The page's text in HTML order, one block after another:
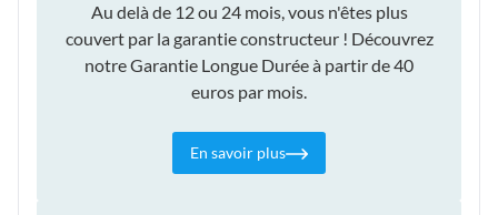
Au delà de 12 ou 24 mois, vous n'êtes plus
couvert par la garantie constructeur ! Découvrez
notre Garantie Longue Durée à partir de 40
euros par mois.
En savoir plus